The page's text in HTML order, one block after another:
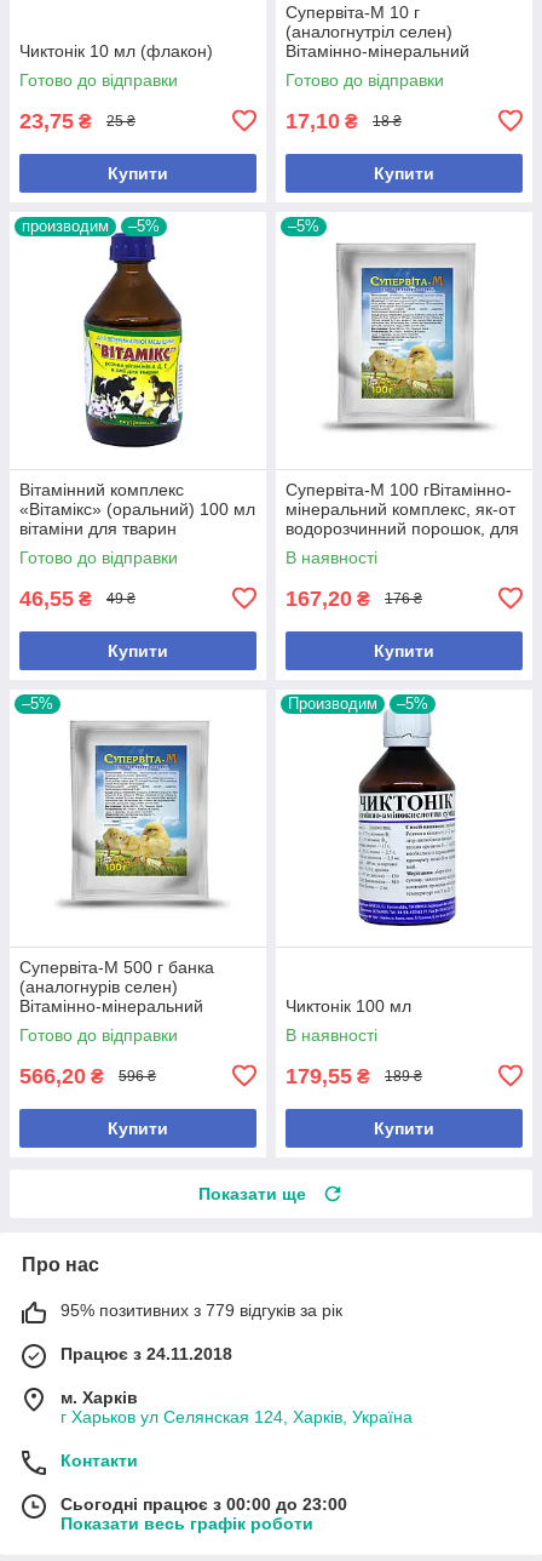
Чиктонік 10 мл (флакон)
Готово до відправки
23,75 ₴ 25 ₴
Купити
Супервіта-М 10 г
(аналогнутріл селен)
Вітамінно-мінеральний
комплекс, у формі
водорозчинного порошку, для
Готово до відправки
17,10 ₴ 18 ₴
Купити
производим –5%
Вітамінний комплекс
«Вітамікс» (оральний) 100 мл
вітаміни для тварин
Готово до відправки
46,55 ₴ 49 ₴
Купити
–5%
Супервіта-М 100 гВітамінно-
мінеральний комплекс, як-от
водорозчинний порошок, для
профілактики
В наявності
167,20 ₴ 176 ₴
Купити
–5%
Супервіта-М 500 г банка
(аналогнурів селен)
Вітамінно-мінеральний
комплекс, у формі
водорозчинного
Готово до відправки
566,20 ₴ 596 ₴
Купити
Производим –5%
Чиктонік 100 мл
В наявності
179,55 ₴ 189 ₴
Купити
Показати ще
Про нас
95% позитивних з 779 відгуків за рік
Працює з 24.11.2018
м. Харків
г Харьков ул Селянская 124, Харків, Україна
Контакти
Сьогодні працює з 00:00 до 23:00
Показати весь графік роботи